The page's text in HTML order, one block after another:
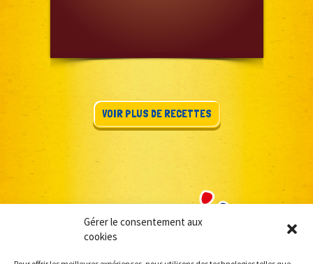
Gérer le consentement aux
cookies
VOIR PLUS DE RECETTES